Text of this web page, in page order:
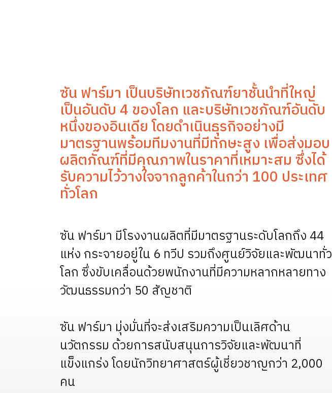
ซัน ฟาร์มา เป็นบริษัทเวชภัณฑ์ยาชั้นนำที่ใหญ่
เป็นอันดับ 4 ของโลก และบริษัทเวชภัณฑ์อันดับ
หนึ่งของอินเดีย โดยดำเนินธุรกิจอย่างมี
มาตรฐานพร้อมทีมงานที่มีทักษะสูง เพื่อส่งมอบ
ผลิตภัณฑ์ที่มีคุณภาพในราคาที่เหมาะสม ซึ่งได้
รับความไว้วางใจจากลูกค้าในกว่า 100 ประเทศ
ทั่วโลก
ซัน ฟาร์มา มีโรงงานผลิตที่มีมาตรฐานระดับโลกถึง 44
แห่ง กระจายอยู่ใน 6 ทวีป รวมถึงศูนย์วิจัยและพัฒนาทั่ว
โลก ซึ่งขับเคลื่อนด้วยพนักงานที่มีความหลากหลายทาง
วัฒนธรรมกว่า 50 สัญชาติ
ซัน ฟาร์มา มุ่งมั่นที่จะส่งเสริมความเป็นเลิศด้าน
นวัตกรรม ด้วยการสนับสนุนการวิจัยและพัฒนาที่
แข็งแกร่ง โดยนักวิทยาศาสตร์ผู้เชี่ยวชาญกว่า 2,000
คน